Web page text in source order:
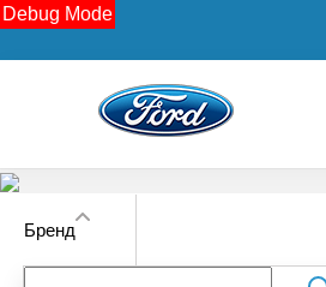
Debug Mode
Бренд